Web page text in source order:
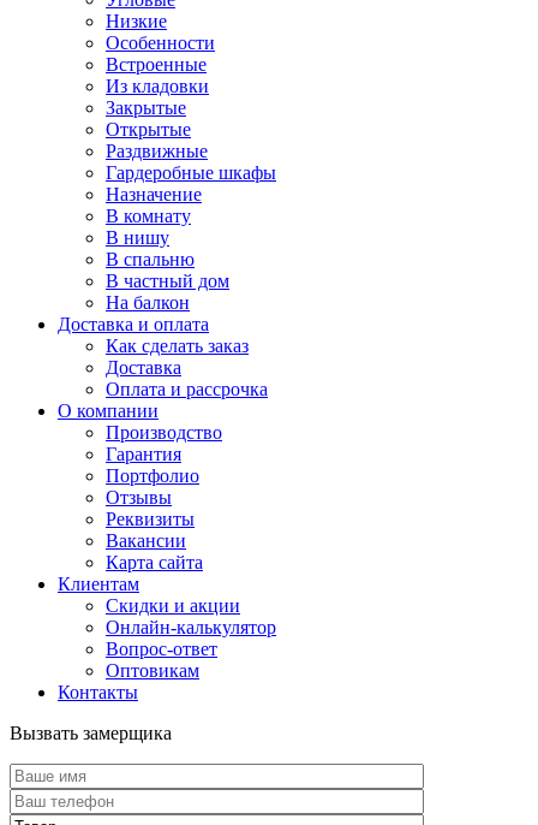
Низкие
Особенности
Встроенные
Из кладовки
Закрытые
Открытые
Раздвижные
Гардеробные шкафы
Назначение
В комнату
В нишу
В спальню
В частный дом
На балкон
Доставка и оплата
Как сделать заказ
Доставка
Оплата и рассрочка
О компании
Производство
Гарантия
Портфолио
Отзывы
Реквизиты
Вакансии
Карта сайта
Клиентам
Скидки и акции
Онлайн-калькулятор
Вопрос-ответ
Оптовикам
Контакты
Вызвать замерщика